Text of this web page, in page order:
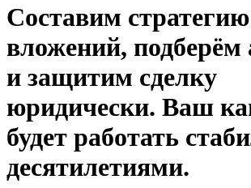
Составим стратегию
вложений,
и защитим сделку
юридически. Ваш
будет работать
десятилетиями.